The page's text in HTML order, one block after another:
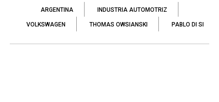
ARGENTINA INDUSTRIA AUTOMOTRIZ
VOLKSWAGEN THOMAS OWSIANSKI PABLO DI SI